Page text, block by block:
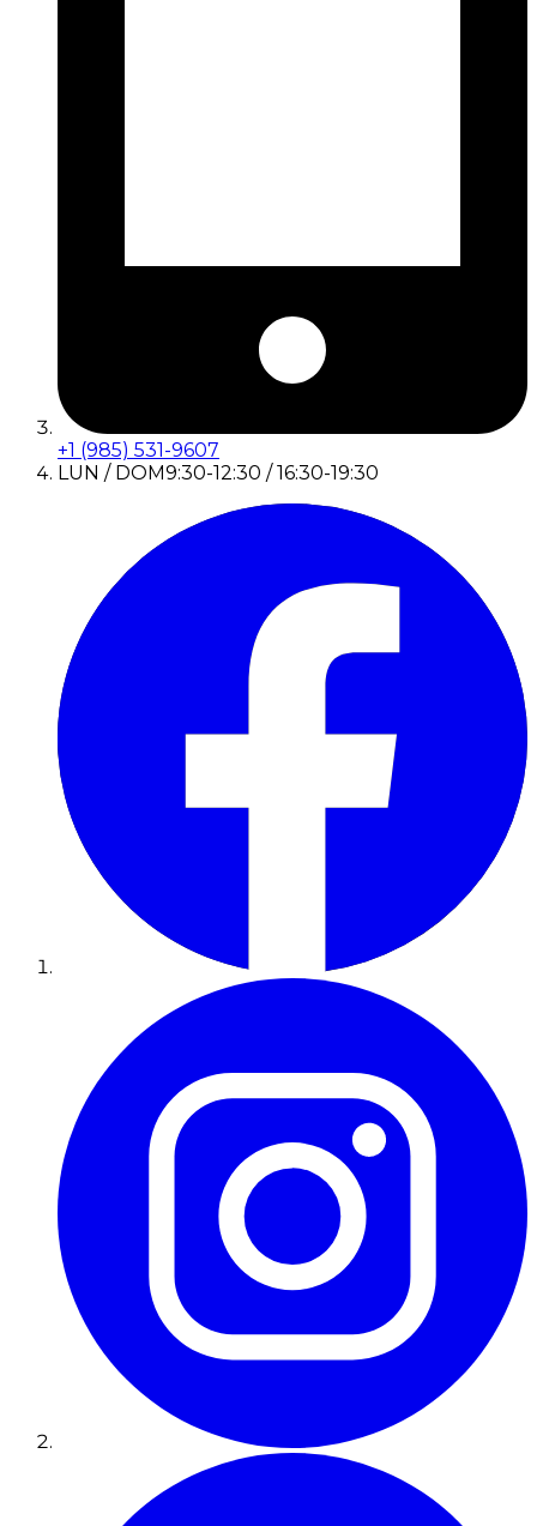
+1 (985) 531-9607
LUN / DOM9:30-12:30 / 16:30-19:30